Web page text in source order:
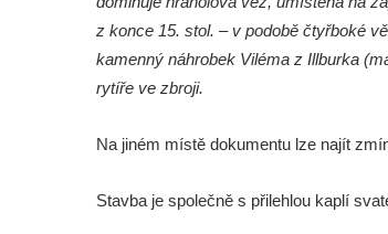
náměstí J. V. Kamarýta ve Velešíně
Kaple na hřbitově ve Velešíně
Márnice na hřbitově ve Velešíně
Kostel svatého Ducha v poutním areálu
z konce 15. stol. – v podobě čtyřboké
kamenný náhrobek Viléma z Illburka
rytíře ve zbroji.
Na jiném místě dokumentu lze najít
Stavba je společně s přilehlou kaplí